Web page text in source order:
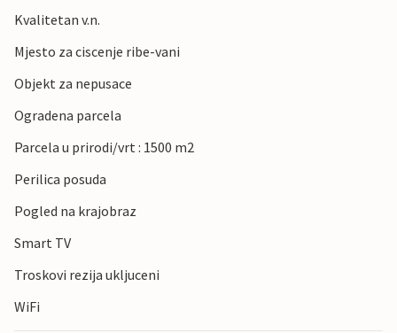
Kvalitetan v.n.
Mjesto za ciscenje ribe-vani
Objekt za nepusace
Ogradena parcela
Parcela u prirodi/vrt : 1500 m2
Perilica posuda
Pogled na krajobraz
Smart TV
Troskovi rezija ukljuceni
WiFi